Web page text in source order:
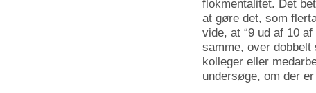
flokmentalitet. Det
at gøre det, som
vide, at “9 ud af 10
samme, over
kolleger eller
undersøge, om der